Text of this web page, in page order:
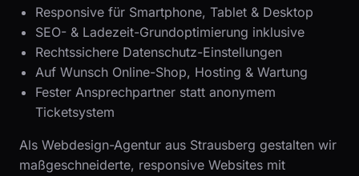
Responsive für Smartphone, Tablet & Desktop
SEO- & Ladezeit-Grundoptimierung inklusive
Rechtssichere Datenschutz-Einstellungen
Auf Wunsch Online-Shop, Hosting & Wartung
Fester Ansprechpartner statt anonymem
Ticketsystem
Als Webdesign-Agentur aus Strausberg gestalten wir
maßgeschneiderte, responsive Websites mit